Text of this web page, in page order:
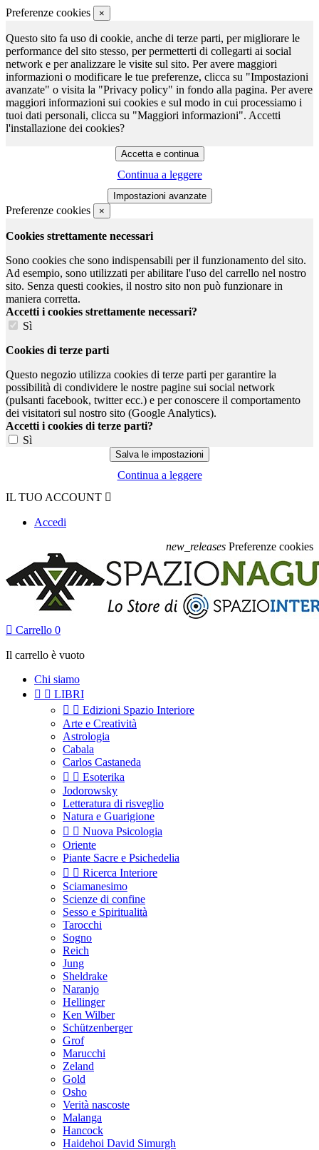
Preferenze cookies ×
Questo sito fa uso di cookie, anche di terze parti, per migliorare le
performance del sito stesso, per permetterti di collegarti ai social
network e per analizzare le visite sul sito. Per avere maggiori
informazioni o modificare le tue preferenze, clicca su "Impostazioni
avanzate" o visita la "Privacy policy" in fondo alla pagina. Per avere
maggiori informazioni sui cookies e sul modo in cui processiamo i
tuoi dati personali, clicca su "Maggiori informazioni". Accetti
l'installazione dei cookies?
Continua a leggere
Preferenze cookies ×
Cookies strettamente necessari
Sono cookies che sono indispensabili per il funzionamento del sito.
Ad esempio, sono utilizzati per abilitare l'uso del carrello nel nostro
sito. Senza questi cookies, il nostro sito non può funzionare in
maniera corretta.
Accetti i cookies strettamente necessari?
Sì
Cookies di terze parti
Questo negozio utilizza cookies di terze parti per garantire la
possibilità di condividere le nostre pagine sui social network
(pulsanti facebook, twitter ecc.) e per conoscere il comportamento
dei visitatori sul nostro sito (Google Analytics).
Accetti i cookies di terze parti?
Sì
Continua a leggere
IL TUO ACCOUNT 
Accedi
new_releases Preferenze cookies
 Carrello 0
Il carrello è vuoto
Chi siamo
  LIBRI
  Edizioni Spazio Interiore
Arte e Creatività
Astrologia
Cabala
Carlos Castaneda
  Esoterika
Jodorowsky
Letteratura di risveglio
Natura e Guarigione
  Nuova Psicologia
Oriente
Piante Sacre e Psichedelia
  Ricerca Interiore
Sciamanesimo
Scienze di confine
Sesso e Spiritualità
Tarocchi
Sogno
Reich
Jung
Sheldrake
Naranjo
Hellinger
Ken Wilber
Schützenberger
Grof
Marucchi
Zeland
Gold
Osho
Verità nascoste
Malanga
Hancock
Haidehoi David Simurgh